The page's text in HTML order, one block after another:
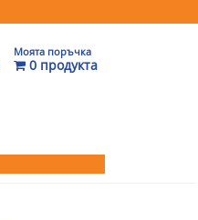
Моята поръчка
0 продукта